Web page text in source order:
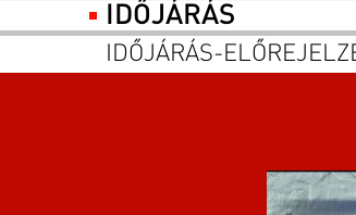
IDŐJÁRÁS
IDŐJÁRÁS-